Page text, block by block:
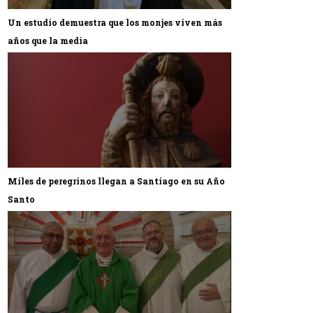
Un estudio demuestra que los monjes viven más
años que la media
Miles de peregrinos llegan a Santiago en su Año
Santo